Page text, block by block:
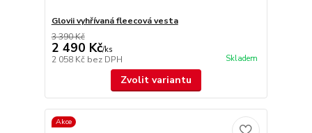
Glovii vyhřívaná fleecová vesta
3 390 Kč
2 490 Kč/ks
2 058 Kč bez DPH Skladem
Zvolit variantu
Akce